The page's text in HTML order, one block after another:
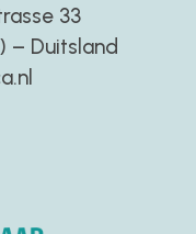
33
– Duitsland